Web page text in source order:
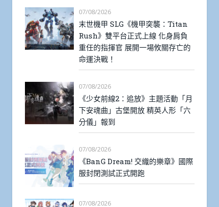
07/08/2026
末世機甲 SLG《機甲突襲：Titan
Rush》雙平台正式上線 化身肩負
重任的指揮官 展開一場攸關存亡的
命運決戰！
07/08/2026
《少女前線2：追放》主題活動「月
下安魂曲」古堡開放 精英人形「六
分儀」報到
07/08/2026
《BanG Dream! 交織的樂章》國際
服封閉測試正式開跑
07/08/2026